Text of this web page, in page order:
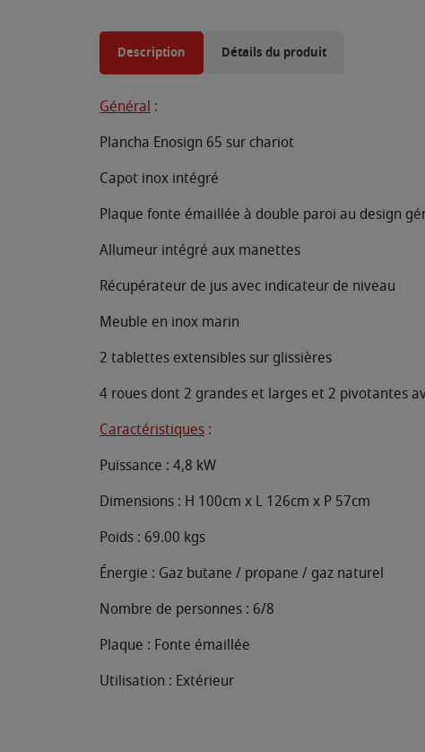
Description Détails du produit
Général :
Plancha Enosign 65 sur chariot
Capot inox intégré
Plaque fonte émaillée à double paroi au design
Allumeur intégré aux manettes
Récupérateur de jus avec indicateur de niveau
Meuble en inox marin
2 tablettes extensibles sur glissières
4 roues dont 2 grandes et larges et 2 pivotantes
Caractéristiques :
Puissance : 4,8 kW
Dimensions : H 100cm x L 126cm x P 57cm
Poids : 69.00 kgs
Énergie : Gaz butane / propane / gaz naturel
Nombre de personnes : 6/8
Plaque : Fonte émaillée
Utilisation : Extérieur